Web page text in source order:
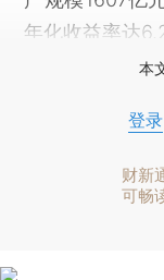
年化收益率达
本
登录
财新
可畅